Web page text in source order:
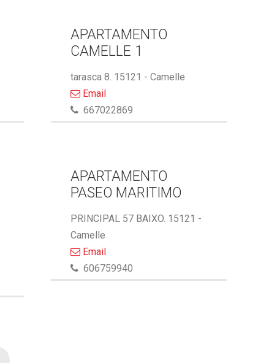
APARTAMENTO
CAMELLE 1
tarasca 8. 15121 - Camelle
Email
667022869
APARTAMENTO
PASEO MARITIMO
PRINCIPAL 57 BAIXO. 15121 -
Camelle
Email
606759940